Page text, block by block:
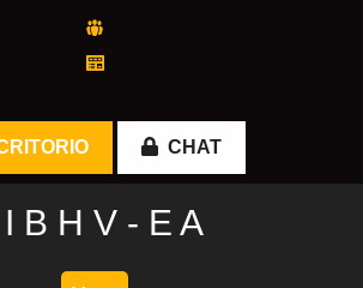
CHAT
I B H V - E A